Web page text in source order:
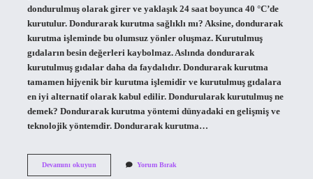
dondurulmuş olarak girer ve yaklaşık 24 saat boyunca 40 °C’de
kurutulur. Dondurarak kurutma sağlıklı mı? Aksine, dondurarak
kurutma işleminde bu olumsuz yönler oluşmaz. Kurutulmuş
gıdaların besin değerleri kaybolmaz. Aslında dondurarak
kurutulmuş gıdalar daha da faydalıdır. Dondurarak kurutma
tamamen hijyenik bir kurutma işlemidir ve kurutulmuş gıdalara
en iyi alternatif olarak kabul edilir. Dondurularak kurutulmuş ne
demek? Dondurarak kurutma yöntemi dünyadaki en gelişmiş ve
teknolojik yöntemdir. Dondurarak kurutma…
Devamını okuyunDondurularakYorum Bırak